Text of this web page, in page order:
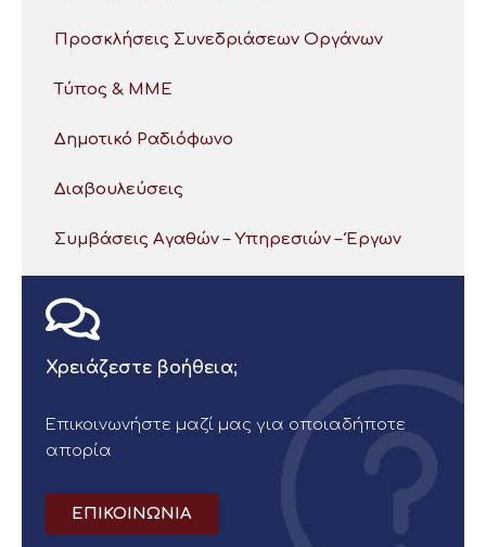
Προσκλήσεις Συνεδριάσεων Οργάνων
Τύπος & ΜΜΕ
Δημοτικό Ραδιόφωνο
Διαβουλεύσεις
Συμβάσεις Αγαθών – Υπηρεσιών – Έργων
Χρειάζεστε βοήθεια;
Επικοινωνήστε μαζί μας για οποιαδήποτε
απορία
ΕΠΙΚΟΙΝΩΝΙΑ